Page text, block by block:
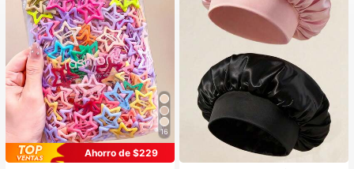
16
Ahorro de $229
#1 Más vendidos
en Multicolor Gorros para el pelo para mujer
Establecido hace 1 año